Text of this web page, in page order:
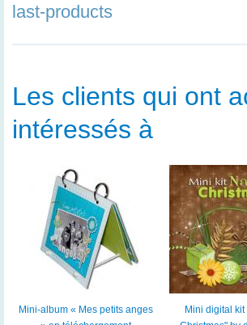
last-products
Les clients qui ont
intéressés à
Mini-album « Mes petits anges
Mini digital kit